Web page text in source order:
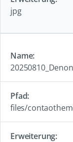
jpg
files/